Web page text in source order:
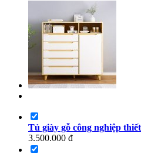
Tủ giày gỗ công nghiệp
3.500.000 đ